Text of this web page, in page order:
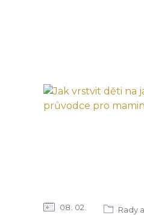
08 02
Rady